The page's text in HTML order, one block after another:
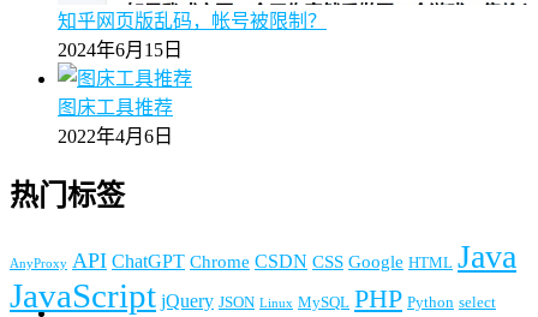
知乎网页版乱码，帐号被限制？
2024年6月15日
图床工具推荐
2022年4月6日
热门标签
AnyProxy API ChatGPT Chrome CSDN CSS Google HTML Java
JavaScript jQuery JSON Linux MySQL PHP Python select